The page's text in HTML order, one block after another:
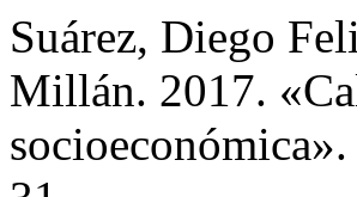
Suárez, Diego
Millán. 2017.
socioeconómica».